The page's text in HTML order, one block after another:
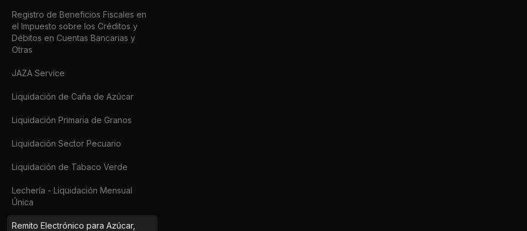
Registro de Beneficios Fiscales en
el Impuesto sobre los Créditos y
Débitos en Cuentas Bancarias y
Otras
JAZA Service
Liquidación de Caña de Azúcar
Liquidación Primaria de Granos
Liquidación Sector Pecuario
Liquidación de Tabaco Verde
Lechería - Liquidación Mensual
Única
Remito Electrónico para Azúcar,